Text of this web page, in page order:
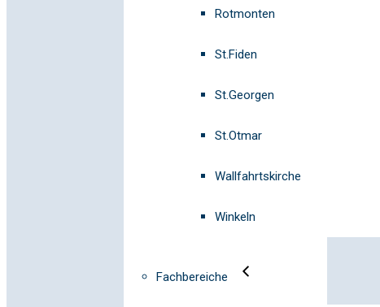
Rotmonten
St.Fiden
St.Georgen
St.Otmar
Wallfahrtskirche
Winkeln
Fachbereiche